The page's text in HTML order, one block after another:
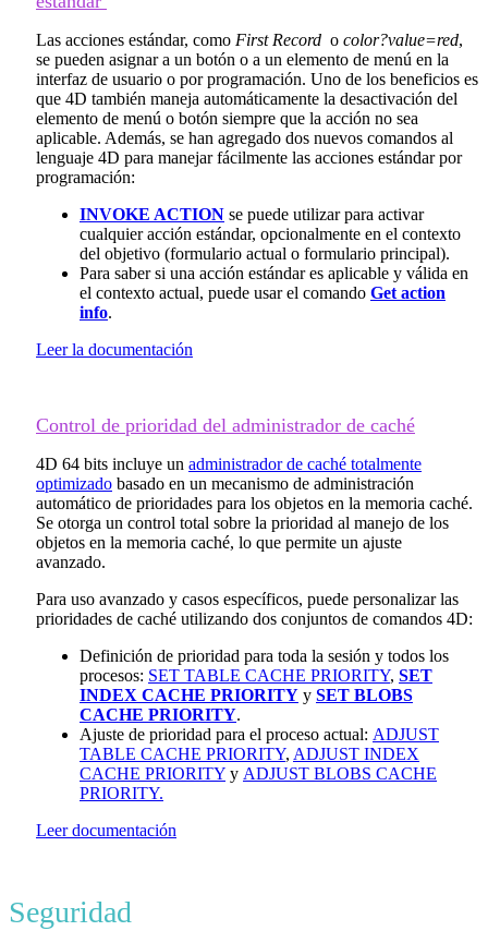
Las acciones estándar, como First Record o color?value=red,
se pueden asignar a un botón o a un elemento de menú en la
interfaz de usuario o por programación. Uno de los beneficios es
que 4D también maneja automáticamente la desactivación del
elemento de menú o botón siempre que la acción no sea
aplicable. Además, se han agregado dos nuevos comandos al
lenguaje 4D para manejar fácilmente las acciones estándar por
programación:
INVOKE ACTION se puede utilizar para activar
cualquier acción estándar, opcionalmente en el contexto
del objetivo (formulario actual o formulario principal).
Para saber si una acción estándar es aplicable y válida en
el contexto actual, puede usar el comando Get action
info.
Leer la documentación
Control de prioridad del administrador de caché
4D 64 bits incluye un administrador de caché totalmente
optimizado basado en un mecanismo de administración
automático de prioridades para los objetos en la memoria caché.
Se otorga un control total sobre la prioridad al manejo de los
objetos en la memoria caché, lo que permite un ajuste
avanzado.
Para uso avanzado y casos específicos, puede personalizar las
prioridades de caché utilizando dos conjuntos de comandos 4D:
Definición de prioridad para toda la sesión y todos los
procesos: SET TABLE CACHE PRIORITY, SET
INDEX CACHE PRIORITY y SET BLOBS
CACHE PRIORITY.
Ajuste de prioridad para el proceso actual: ADJUST
TABLE CACHE PRIORITY, ADJUST INDEX
CACHE PRIORITY y ADJUST BLOBS CACHE
PRIORITY.
Leer documentación
Seguridad